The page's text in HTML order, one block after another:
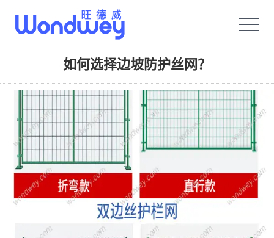
如何选择边坡防护丝网？